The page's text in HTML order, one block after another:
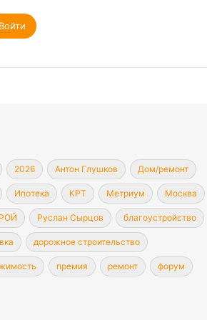
Войти
2026 Антон Глушков Дом/ремонт
Ипотека КРТ Метриум Москва
Руслан Сырцов благоустройство
дорожное строительство
премия ремонт форум